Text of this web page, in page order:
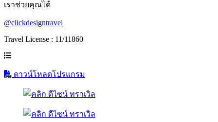
เราช่วยคุณได้
@clickdesigntravel
Travel License : 11/11860
ดาวน์โหลดโปรแกรม